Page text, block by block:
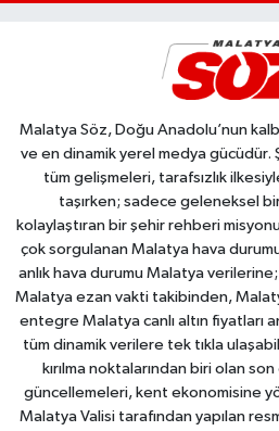
Malatya Söz, Doğu Anadolu’nun
ve en dinamik yerel medya
tüm gelişmeleri, tarafsızlık
taşırken; sadece geleneksel
kolaylaştıran bir şehir rehberi
çok sorgulanan Malatya hava
anlık hava durumu Malatya
Malatya ezan vakti takibinden,
entegre Malatya canlı altın fiyatları
tüm dinamik verilere tek tıkla
kırılma noktalarından biri olan
güncellemeleri, kent ekonomisine
Malatya Valisi tarafından yapılan